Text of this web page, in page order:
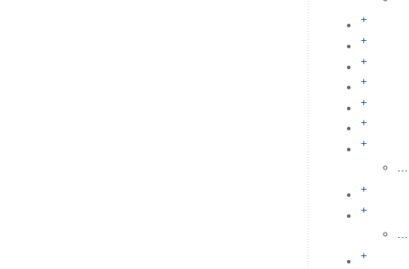
+
+
+
+
+
+
+
...
+
+
+